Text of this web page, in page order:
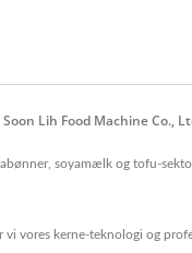
Lih Food Machine Co.,
soyamælk og tofu-
vores kerne-teknologi og